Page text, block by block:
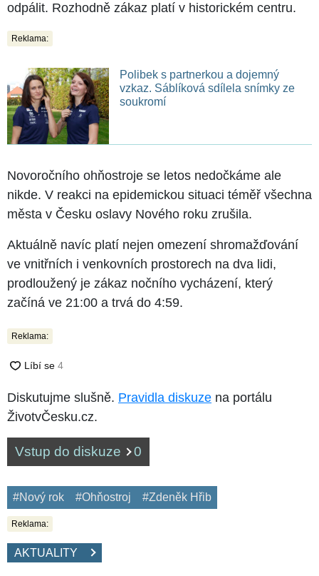
odpálit. Rozhodně zákaz platí v historickém centru.
Reklama:
Polibek s partnerkou a dojemný
vzkaz. Sáblíková sdílela snímky ze
soukromí
Novoročního ohňostroje se letos nedočkáme ale
nikde. V reakci na epidemickou situaci téměř všechna
města v Česku oslavy Nového roku zrušila.
Aktuálně navíc platí nejen omezení shromažďování
ve vnitřních i venkovních prostorech na dva lidi,
prodloužený je zákaz nočního vycházení, který
začíná ve 21:00 a trvá do 4:59.
Reklama:
Diskutujme slušně. Pravidla diskuze na portálu
ŽivotvČesku.cz.
Vstup do diskuze 0
#Nový rok #Ohňostroj #Zdeněk Hřib
Reklama:
AKTUALITY